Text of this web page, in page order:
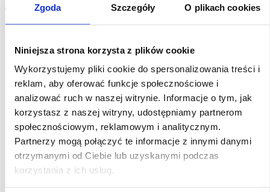
Zgoda Szczegóły O plikach cookies
Niniejsza strona korzysta z plików cookie
Wykorzystujemy pliki cookie do spersonalizowania treści i
reklam, aby oferować funkcje społecznościowe i
analizować ruch w naszej witrynie. Informacje o tym, jak
korzystasz z naszej witryny, udostępniamy partnerom
społecznościowym, reklamowym i analitycznym.
Partnerzy mogą połączyć te informacje z innymi danymi
otrzymanymi od Ciebie lub uzyskanymi podczas
korzystania z ich usług.
Ślizgi wysuwu ramienia CAT KOMPLET 3199667
210,00 zł
dostępny na zamówienie. W sprawie zamówienia prosimy
o kontakt na e-mail:
katex.poczta@gmail.com
lub kontakt telefoniczny
+48 793 455 320
Komplet zawiera: 3199667 x 4 sztuki